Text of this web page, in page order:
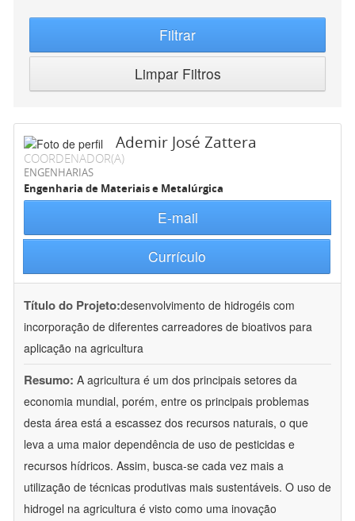
Filtrar
Limpar Filtros
Ademir José Zattera
COORDENADOR(A)
ENGENHARIAS
Engenharia de Materiais e Metalúrgica
E-mail
Currículo
Título do Projeto:desenvolvimento de hidrogéis com
incorporação de diferentes carreadores de bioativos para
aplicação na agricultura
Resumo: A agricultura é um dos principais setores da
economia mundial, porém, entre os principais problemas
desta área está a escassez dos recursos naturais, o que
leva a uma maior dependência de uso de pesticidas e
recursos hídricos. Assim, busca-se cada vez mais a
utilização de técnicas produtivas mais sustentáveis. O uso de
hidrogel na agricultura é visto como uma inovação